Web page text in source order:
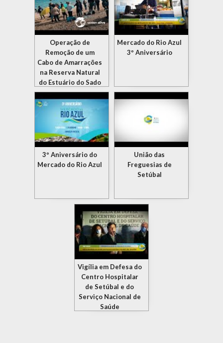
Operação de
Remoção de um
Cabo de Amarrações
na Reserva Natural
do Estuário do Sado
Mercado do Rio Azul
3º Aniversário
3º Aniversário do
Mercado do Rio Azul
União das
Freguesias de
Setúbal
Vigília em Defesa do
Centro Hospitalar
de Setúbal e do
Serviço Nacional de
Saúde